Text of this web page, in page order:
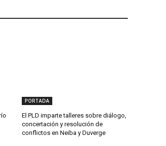
PORTADA
El PLD imparte talleres sobre diálogo,
concertación y resolución de
conflictos en Neiba y Duverge